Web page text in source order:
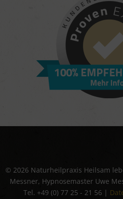
© 2026 Naturheilpraxis Heilsam
Messner, Hypnosemaster Uwe
Tel. +49 (0) 77 25 - 21 56 |